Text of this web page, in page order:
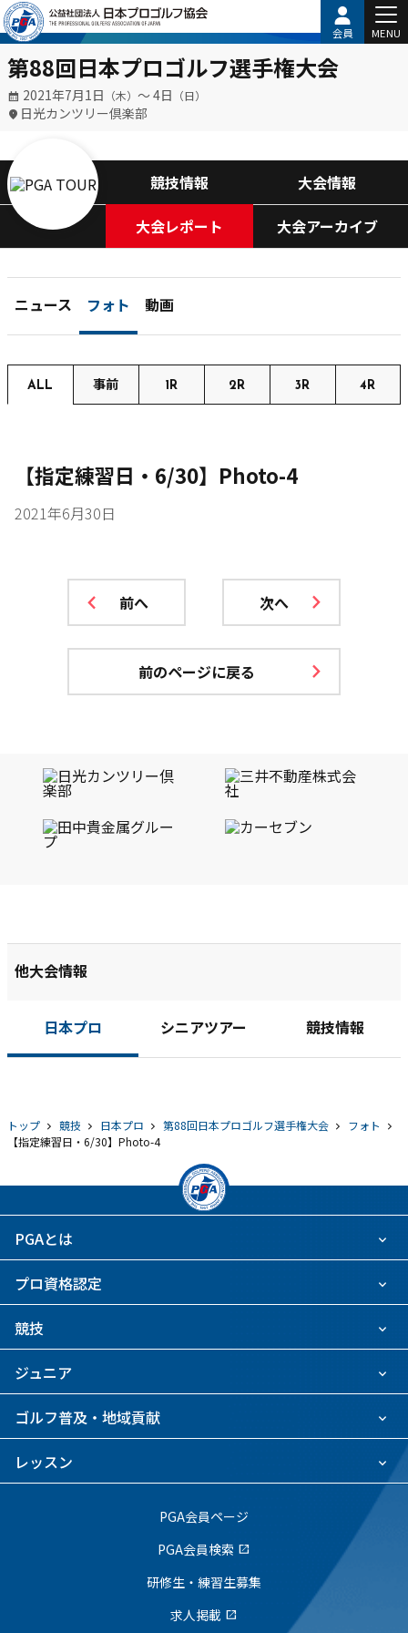
会員 MENU
第88回日本プロゴルフ選手権大会
2021年7月1日 （木） 〜 4日 （日）
日光カンツリー倶楽部
競技情報
大会情報
大会レポート
大会アーカイブ
ニュース フォト 動画
ALL 事前 1R 2R 3R 4R
【指定練習日・6/30】Photo-4
2021年6月30日
前へ 次へ
前のページに戻る
他大会情報
日本プロ シニアツアー 競技情報
トップ 競技 日本プロ 第88回日本プロゴルフ選手権大会
フォト
【指定練習日・6/30】Photo-4
PGAとは
プロ資格認定
競技
ジュニア
ゴルフ普及・地域貢献
レッスン
PGA会員ページ
PGA会員検索 open_in_new
研修生・練習生募集
求人掲載 open_in_new